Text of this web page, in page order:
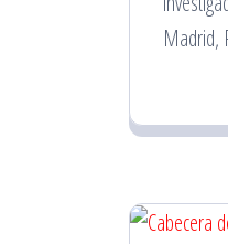
Madrid,